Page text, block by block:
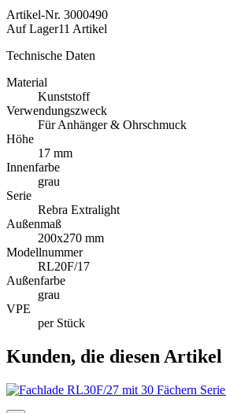
Artikel-Nr. 3000490
Auf Lager11 Artikel
Technische Daten
Material
Kunststoff
Verwendungszweck
Für Anhänger & Ohrschmuck
Höhe
17 mm
Innenfarbe
grau
Serie
Rebra Extralight
Außenmaß
200x270 mm
Modellnummer
RL20F/17
Außenfarbe
grau
VPE
per Stück
Kunden, die diesen